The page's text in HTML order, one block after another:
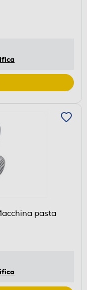
pasta